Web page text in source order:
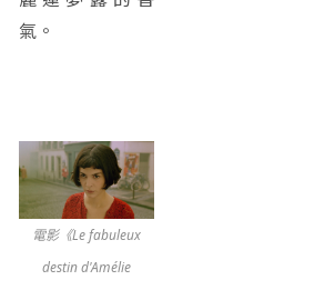
氣。
電影《Le fabuleux
destin d'Amélie